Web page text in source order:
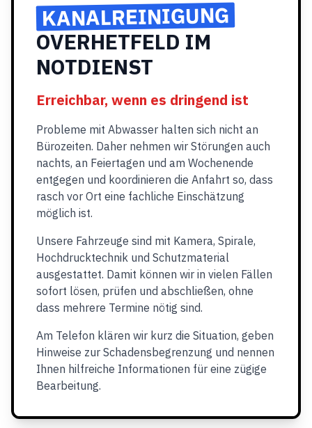
KANALREINIGUNG
OVERHETFELD IM
NOTDIENST
Erreichbar, wenn es dringend ist
Probleme mit Abwasser halten sich nicht an
Bürozeiten. Daher nehmen wir Störungen auch
nachts, an Feiertagen und am Wochenende
entgegen und koordinieren die Anfahrt so, dass
rasch vor Ort eine fachliche Einschätzung
möglich ist.
Unsere Fahrzeuge sind mit Kamera, Spirale,
Hochdrucktechnik und Schutzmaterial
ausgestattet. Damit können wir in vielen Fällen
sofort lösen, prüfen und abschließen, ohne
dass mehrere Termine nötig sind.
Am Telefon klären wir kurz die Situation, geben
Hinweise zur Schadensbegrenzung und nennen
Ihnen hilfreiche Informationen für eine zügige
Bearbeitung.